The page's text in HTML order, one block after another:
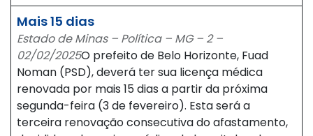
Mais 15 dias
Estado de Minas – Política – MG – 2 –
02/02/2025O prefeito de Belo Horizonte, Fuad
Noman (PSD), deverá ter sua licença médica
renovada por mais 15 dias a partir da próxima
segunda-feira (3 de fevereiro). Esta será a
terceira renovação consecutiva do afastamento,